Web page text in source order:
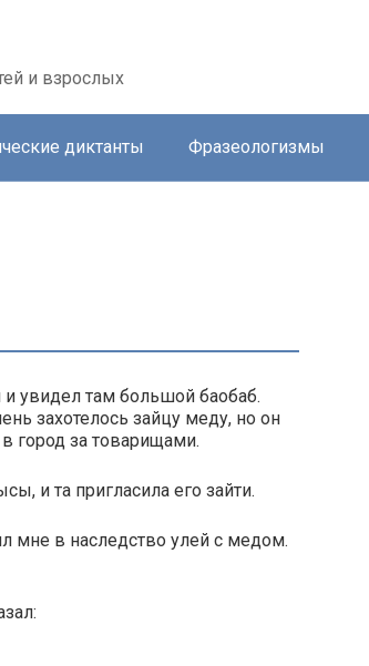
и взрослых
диктанты Фразеологизмы
увидел там большой баобаб.
захотелось зайцу меду, но он
город за товарищами.
и та пригласила его зайти.
мне в наследство улей с медом.